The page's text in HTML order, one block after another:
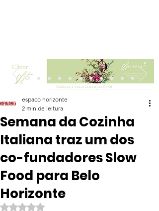
Clicar
Semana da Cozinha
Italiana traz um dos
co-fundadores Slow
Food para Belo
Horizonte
espaco horizonte
2 min de leitura
Avaliado com NaN de 5 estrelas.